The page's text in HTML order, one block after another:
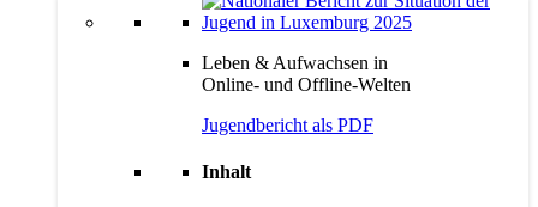
Leben & Aufwachsen in
Online- und Offline-Welten
Jugendbericht als PDF
Inhalt